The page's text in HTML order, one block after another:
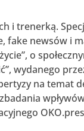
i trenerką.
fake newsów i
o
wydanego
na temat